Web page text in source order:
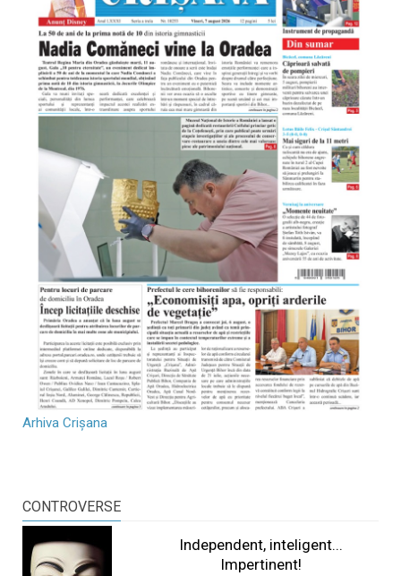
Arhiva Crișana
CONTROVERSE
Independent, inteligent...
Impertinent!